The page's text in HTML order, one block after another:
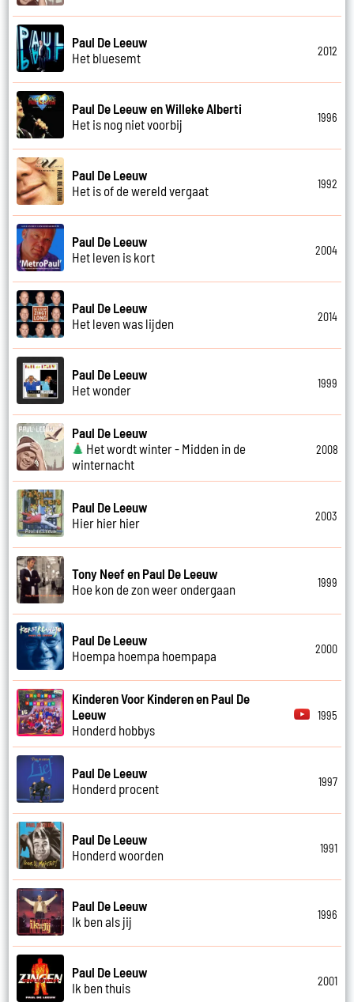
Paul De Leeuw
Het bluesemt
2012
Paul De Leeuw en Willeke Alberti
Het is nog niet voorbij
1996
Paul De Leeuw
Het is of de wereld vergaat
1992
Paul De Leeuw
Het leven is kort
2004
Paul De Leeuw
Het leven was lijden
2014
Paul De Leeuw
Het wonder
1999
Paul De Leeuw
Het wordt winter - Midden in de
winternacht
2008
Paul De Leeuw
Hier hier hier
2003
Tony Neef en Paul De Leeuw
Hoe kon de zon weer ondergaan
1999
Paul De Leeuw
Hoempa hoempa hoempapa
2000
Kinderen Voor Kinderen en Paul De
Leeuw
Honderd hobbys
1995
Paul De Leeuw
Honderd procent
1997
Paul De Leeuw
Honderd woorden
1991
Paul De Leeuw
Ik ben als jij
1996
Paul De Leeuw
Ik ben thuis
2001